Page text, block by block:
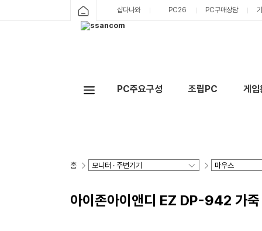
샵다나와 PC26 PC구매상담
PC주요구성 조립PC 게
홈
아이존아이앤디 EZ DP-942 가